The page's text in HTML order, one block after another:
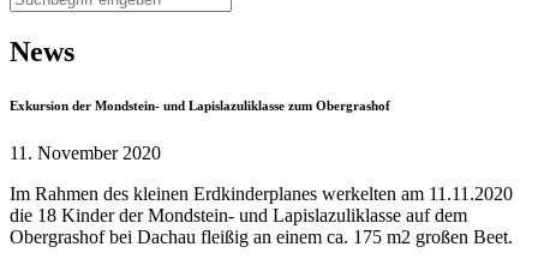
News
Exkursion der Mondstein- und Lapislazuliklasse zum Obergrashof
11. November 2020
Im Rahmen des kleinen Erdkinderplanes werkelten am 11.11.2020
die 18 Kinder der Mondstein- und Lapislazuliklasse auf dem
Obergrashof bei Dachau fleißig an einem ca. 175 m2 großen Beet.